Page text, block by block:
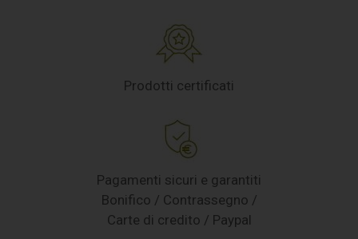
Prodotti certificati
Pagamenti sicuri e garantiti
Bonifico / Contrassegno /
Carte di credito / Paypal